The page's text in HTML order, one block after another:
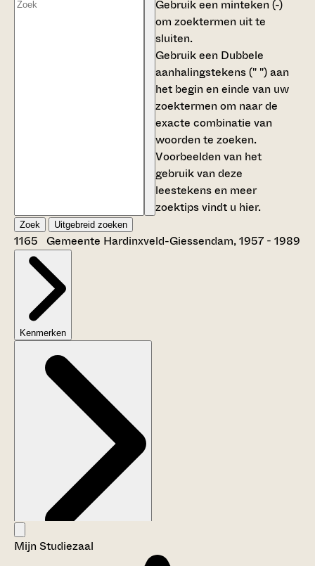
Gebruik een minteken (-)
om zoektermen uit te
sluiten.
Gebruik een Dubbele
aanhalingstekens (" ")aan
het begin en einde van uw
zoektermen om naar de
exacte combinatie van
woorden te zoeken.
Voorbeelden van het
gebruik van deze
leestekens en meer
zoektips vindt u hier.
Zoek Uitgebreid zoeken
1165 Gemeente Hardinxveld-Giessendam, 1957 - 1989
Kenmerken
Aanwijzingen voor de gebruiker
Mijn Studiezaal